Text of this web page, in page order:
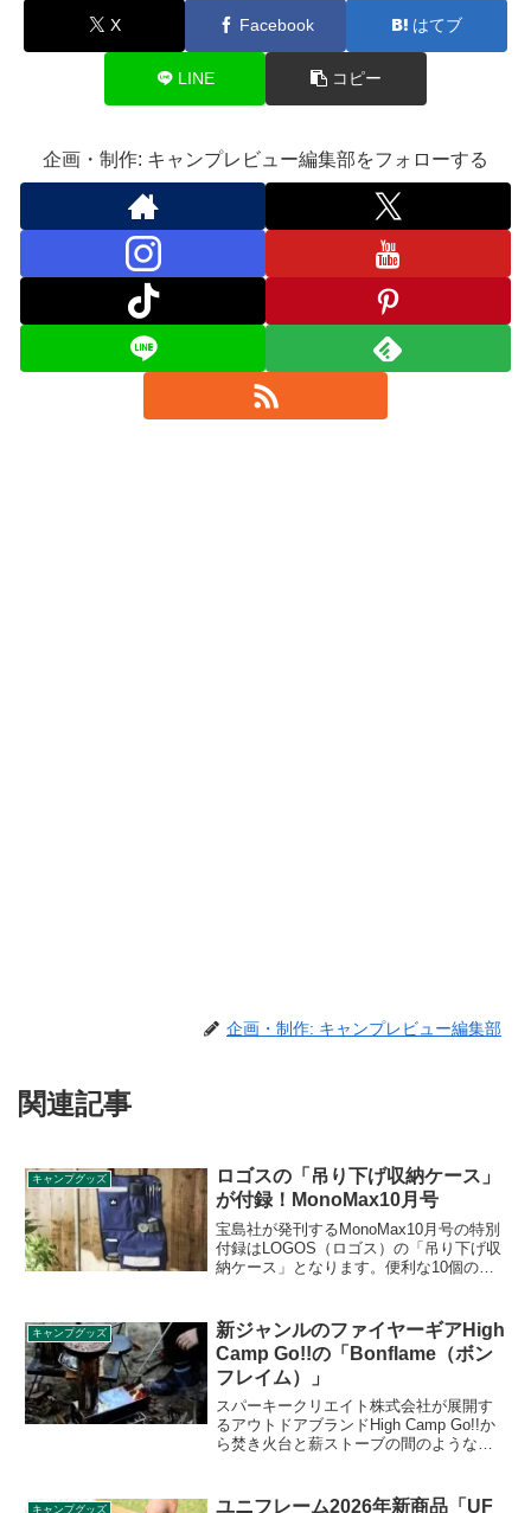
X Facebook はてブ
LINE コピー
企画・制作: キャンプレビュー編集部をフォローする
企画・制作: キャンプレビュー編集部
関連記事
キャンプグッズ
ロゴスの「吊り下げ収納ケース」
が付録！MonoMax10月号
宝島社が発刊するMonoMax10月号の特別
付録はLOGOS（ロゴス）の「吊り下げ収
納ケース」となります。便利な10個のポ
スです。詳細をレビューします。
キャンプグッズ
新ジャンルのファイヤーギアHigh
Camp Go!!の「Bonflame（ボン
フレイム）」
スパーキークリエイト株式会社が展開す
るアウトドアブランドHigh Camp Go!!か
ら焚き火台と薪ストーブの間のような新
4月下旬よりクラウドファンディングで先
キャンプグッズ
ユニフレーム2026年新商品「UF